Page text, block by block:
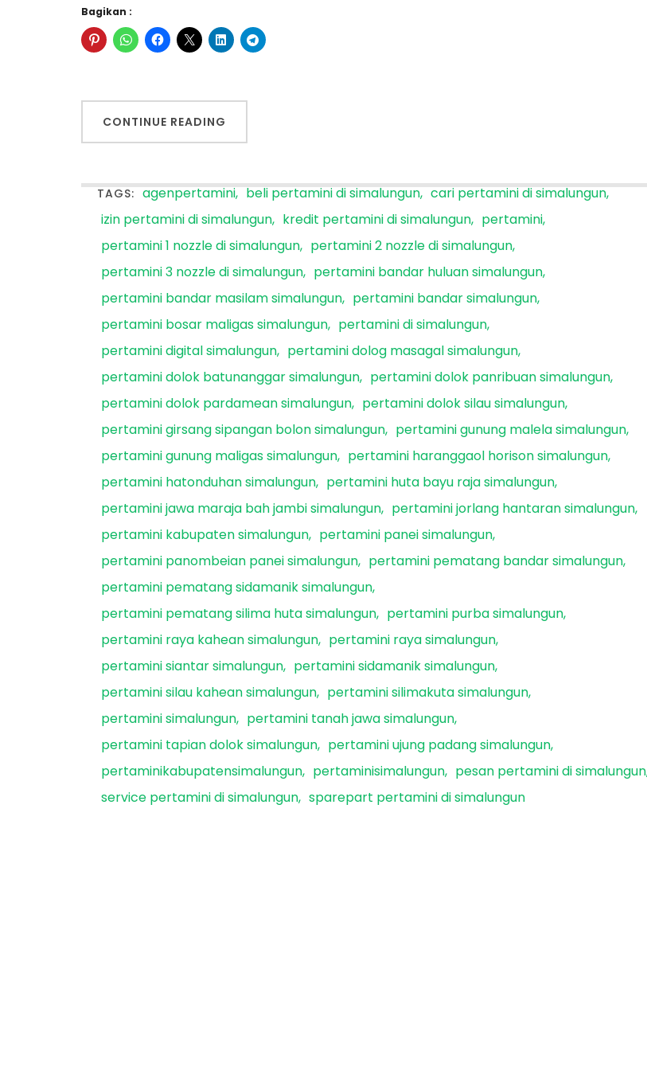
Bagikan :
CONTINUE READING
TAGS: agenpertamini beli pertamini di simalungun cari pertamini di simalungun
izin pertamini di simalungun
kredit pertamini di simalungun
pertamini
pertamini 1 nozzle di simalungun
pertamini 2 nozzle di simalungun
pertamini 3 nozzle di simalungun
pertamini bandar huluan simalungun
pertamini bandar masilam simalungun
pertamini bandar simalungun
pertamini bosar maligas simalungun
pertamini di simalungun
pertamini digital simalungun
pertamini dolog masagal simalungun
pertamini dolok batunanggar simalungun
pertamini dolok panribuan simalungun
pertamini dolok pardamean simalungun
pertamini dolok silau simalungun
pertamini girsang sipangan bolon simalungun
pertamini gunung malela simalungun
pertamini gunung maligas simalungun
pertamini haranggaol horison simalungun
pertamini hatonduhan simalungun
pertamini huta bayu raja simalungun
pertamini jawa maraja bah jambi simalungun
pertamini jorlang hantaran simalungun
pertamini kabupaten simalungun
pertamini panei simalungun
pertamini panombeian panei simalungun
pertamini pematang bandar simalungun
pertamini pematang sidamanik simalungun
pertamini pematang silima huta simalungun
pertamini purba simalungun
pertamini raya kahean simalungun
pertamini raya simalungun
pertamini siantar simalungun
pertamini sidamanik simalungun
pertamini silau kahean simalungun
pertamini silimakuta simalungun
pertamini simalungun
pertamini tanah jawa simalungun
pertamini tapian dolok simalungun
pertamini ujung padang simalungun
pertaminikabupatensimalungun
pertaminisimalungun
pesan pertamini di simalungun
service pertamini di simalungun sparepart pertamini di simalungun